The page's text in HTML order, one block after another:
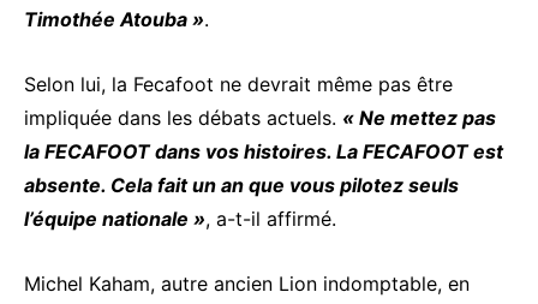
Timothée Atouba ».
Selon lui, la Fecafoot ne devrait même pas être
impliquée dans les débats actuels. « Ne mettez pas
la FECAFOOT dans vos histoires. La FECAFOOT est
absente. Cela fait un an que vous pilotez seuls
l’équipe nationale », a-t-il affirmé.
Michel Kaham, autre ancien Lion indomptable, en